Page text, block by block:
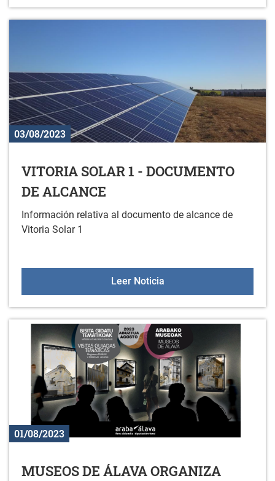
03/08/2023
VITORIA SOLAR 1 - DOCUMENTO
DE ALCANCE
Información relativa al documento de alcance de
Vitoria Solar 1
Leer NoticiaVITORIA SOLAR 1 -
01/08/2023
MUSEOS DE ÁLAVA ORGANIZA